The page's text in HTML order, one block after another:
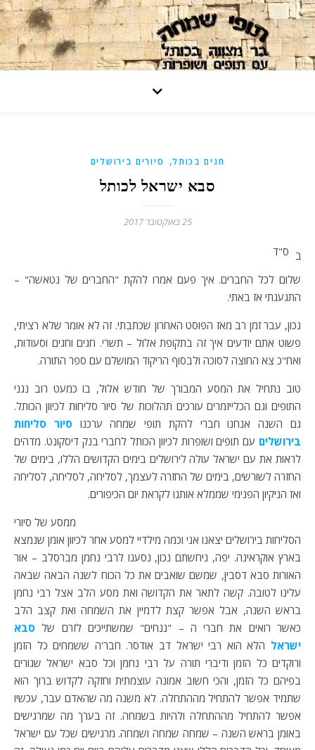
חגים בכותל, סיורים בירושלים
סבא ישראל לכותל
25 באוקטובר 2017
ב ס"ד
שלום לכל החברים. איך פעם אמרו להקת "החברים של נטאשה" –
התגעגתי אז באתי.
נכון, עבר זמן רב מאז הפוסט האחרון שכתבתי. זה לא אומר שלא רציתי,
פשוט אתם יודעים איך זה בתקופת אלול – תשרי. חגים וחגים וסעודות,
ואח"כ צא החוצה לסוכה ולבסוף הריקוד המושלם עם ספר התורה.
טוב נתחיל את המסע המבורך של חודש אלול, בו כמעט רוב נגני
התופים וגם הכלייזמרים עורכים תהלוכות של סיור סליחות לכיוון הכותל.
גם השנה אנחנו חברי להקת תופי שמחה ערכנו סיור סליחות
בירושלים עם תופים ושופרות לכיוון הכותל לחברי בנק דיסקונט. מדהים
לראות את עם ישראל עולה לירושלים בימים הקדושים הללו, בימים של
החזרה לשורשים, בימים של החזרה לעצמך, לסליחה, לסליחה, לסליחה
ואז הניקיון הפנימי שממלא אותנו לקראת יום הכיפורים.
ממסע של סיורי
הסליחות בירושלים יצאנו אני וכמה מילדיי למסע אחר לכיוון אומן שנמצא
בארץ אוקראינה. יפה, ניחשתם נכון, נסענו לרבי נחמן מברסלב – אור
האורות סבא דסבין, שמשם שואבים את כל הכוח לשנה הבאה שבאה
עלינו לטובה. קשה לתאר את הקדושה ואת מסע הלב אצל רבי נחמן
בראש השנה, אבל אפשר קצת לדמיין את השמחה ואת קצב הלב
כאשר רואים את חברי ה – "ננחים" שמשתייכים לזרם של סבא
ישראל הלא הוא רבי ישראל דב אודסר. חבר'ה ששמחים כל הזמן
ורוקדים כל הזמן ודיברי תורה על רבי נחמן וכל סבא ישראל שגורים
בפיהם כל הזמן, והכי חשוב אמונה עוצמתית וחזקה לקדוש ברוך הוא
שתמיד אפשר להתחיל מההתחלה. לא משנה מה שהאדם עבר, עכשיו
אפשר להתחיל מההתחלה ולהיות בשמחה. זה בערך מה שמרגישים
באומן בראש השנה – שמחה שמחה ושמחה. מרגישים שכל עם ישראל